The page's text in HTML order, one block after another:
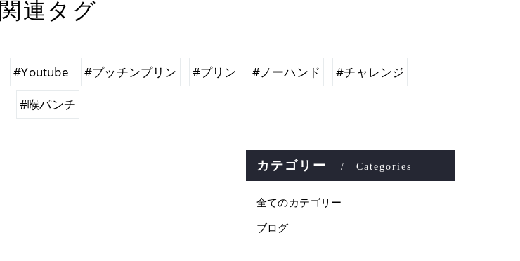
関連タグ
#Youtube #プッチンプリン #プリン #ノーハンド
#チャレンジ
#喉パンチ
カテゴリー Categories
全てのカテゴリー
ブログ